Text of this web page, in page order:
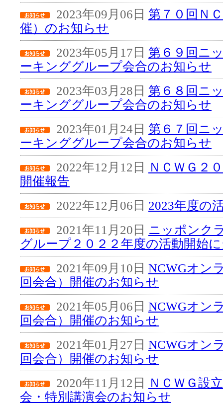
2023年09月06日 第７０回Ｎ
催）のお知らせ
2023年05月17日 第６９回ニ
ーキンググループ会合のお知らせ
2023年03月28日 第６８回ニ
ーキンググループ会合のお知らせ
2023年01月24日 第６７回ニ
ーキンググループ会合のお知らせ
2022年12月12日
ＮＣＷＧ２
開催報告
2022年12月06日 2023年度の
2021年11月20日 ニッポンク
グループ２０２２年度の活動開始
2021年09月10日 NCWGオン
回会合）開催のお知らせ
2021年05月06日 NCWGオン
回会合）開催のお知らせ
2021年01月27日 NCWGオン
回会合）開催のお知らせ
2020年11月12日
ＮＣＷＧ設
会・特別講演会のお知らせ